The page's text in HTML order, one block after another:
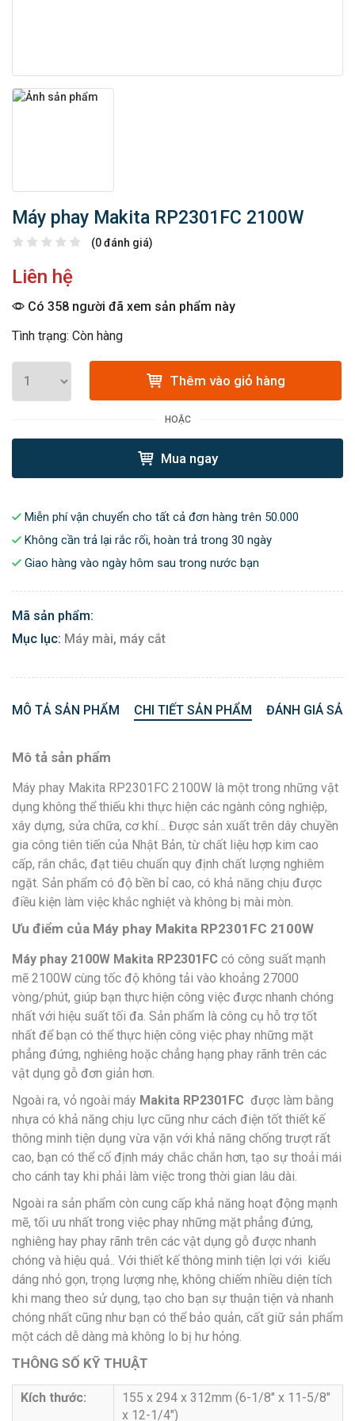
Máy phay Makita RP2301FC 2100W
(0 đánh giá)
Liên hệ
Có 358 người đã xem sản phẩm này
Tình trạng: Còn hàng
Thêm vào giỏ hàng
HOẶC
Mua ngay
Miễn phí vận chuyển cho tất cả đơn hàng trên 50.000
Không cần trả lại rắc rối, hoàn trả trong 30 ngày
Giao hàng vào ngày hôm sau trong nước bạn
Mã sản phẩm:
Mục lục: Máy mài, máy cắt
MÔ TẢ SẢN PHẨM CHI TIẾT SẢN PHẨM ĐÁNH GIÁ
Mô tả sản phẩm
Máy phay Makita RP2301FC 2100W là một trong những vật
dụng không thể thiếu khi thực hiện các ngành công nghiệp,
xây dựng, sửa chữa, cơ khí… Được sản xuất trên dây chuyền
gia công tiên tiến của Nhật Bản, từ chất liệu hợp kim cao
cấp, rắn chắc, đạt tiêu chuẩn quy định chất lượng nghiêm
ngặt. Sản phẩm có độ bền bỉ cao, có khả năng chịu được
điều kiện làm việc khắc nghiệt và không bị mài mòn.
Ưu điểm của Máy phay Makita RP2301FC 2100W
Máy phay 2100W Makita RP2301FC có công suất mạnh
mẽ 2100W cùng tốc độ không tải vào khoảng 27000
vòng/phút, giúp bạn thực hiện công việc được nhanh chóng
nhất với hiệu suất tối đa. Sản phẩm là công cụ hỗ trợ tốt
nhất để bạn có thể thực hiện công việc phay những mặt
phẳng đứng, nghiêng hoặc chẳng hạng phay rãnh trên các
vật dụng gỗ đơn giản hơn.
Ngoài ra, vỏ ngoài máy Makita RP2301FC được làm bằng
nhựa có khả năng chịu lực cũng như cách điện tốt thiết kế
thông minh tiện dụng vừa vặn với khả năng chống trượt rất
cao, bạn có thể cố định máy chắc chắn hơn, tạo sự thoải mái
cho cánh tay khi phải làm việc trong thời gian lâu dài.
Ngoài ra sản phẩm còn cung cấp khả năng hoạt động mạnh
mẽ, tối ưu nhất trong việc phay những mặt phẳng đứng,
nghiêng hay phay rãnh trên các vật dụng gỗ được nhanh
chóng và hiệu quả.. Với thiết kế thông minh tiện lợi với kiểu
dáng nhỏ gọn, trọng lượng nhẹ, không chiếm nhiều diện tích
khi mang theo sử dụng, tạo cho bạn sự thuận tiện và nhanh
chóng nhất cũng như bạn có thể bảo quản, cất giữ sản phẩm
một cách dễ dàng mà không lo bị hư hỏng.
THÔNG SỐ KỸ THUẬT
Kích thước:
155 x 294 x 312mm (6-1/8″ x 11-5/8″
x 12-1/4″)